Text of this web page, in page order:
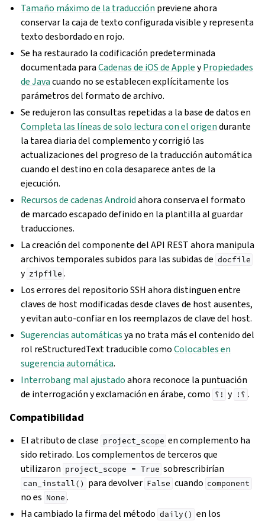
Tamaño máximo de la traducción previene ahora
conservar la caja de texto configurada visible y representa
texto desbordado en rojo.
Se ha restaurado la codificación predeterminada
documentada paraCadenas de iOS de AppleyPropiedades
de Javacuando no se establecen explícitamente los
parámetros del formato de archivo.
Se redujeron las consultas repetidas a la base de datos en
Completa las líneas de solo lectura con el origendurante
la tarea diaria del complemento y corrigió las
actualizaciones del progreso de la traducción automática
cuando el destino en cola desaparece antes de la
ejecución.
Recursos de cadenas Androidahora conserva el formato
de marcado escapado definido en la plantilla al guardar
traducciones.
La creación del componente del API REST ahora manipula
archivos temporales subidos para las subidas de docfile
y zipfile .
Los errores del repositorio SSH ahora distinguen entre
claves de host modificadas desde claves de host ausentes,
y evitan auto‐confiar en los reemplazos de clave del host.
Sugerencias automáticasya no trata más el contenido del
rol reStructuredText traducible comoColocables en
sugerencia automática.
Interrobang mal ajustadoahora reconoce la puntuación
de interrogación y exclamación en árabe, como
؟! y !؟ .
Compatibilidad
El atributo de clase project_scope en complemento ha
sido retirado. Los complementos de terceros que
utilizaron project_scope = True sobrescribirían
can_install() para devolver False cuando component
no es None .
Ha cambiado la firma del método daily() en los